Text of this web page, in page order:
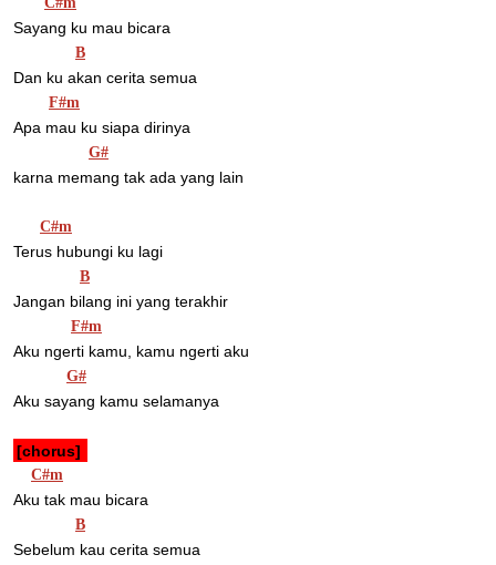
Sayang ku mau bicara
B
Dan ku akan cerita semua
F#m
Apa mau ku siapa dirinya
G#
karna memang tak ada yang lain
C#m
Terus hubungi ku lagi
B
Jangan bilang ini yang terakhir
F#m
Aku ngerti kamu, kamu ngerti aku
G#
Aku sayang kamu selamanya
[chorus]
C#m
Aku tak mau bicara
B
Sebelum kau cerita semua